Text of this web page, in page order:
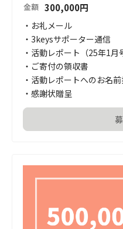
金額 300,000円
・お礼メール
・3keysサポーター通信
・活動レポート（25年1月
・ご寄付の領収書
・活動レポートへのお名前
・感謝状贈呈